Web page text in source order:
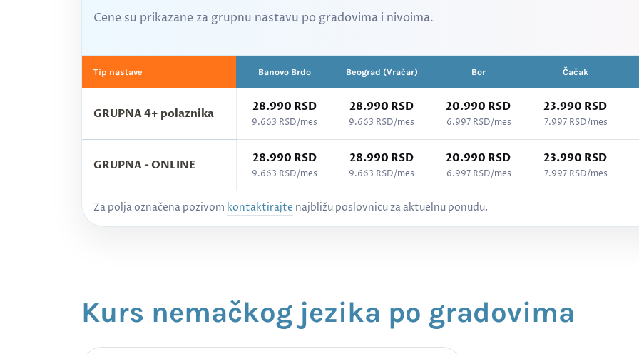
Cene su prikazane za grupnu nastavu po gradovima i nivoima.
Tip nastave Banovo Brdo Beograd (Vračar) Bor Čačak
GRUPNA 4+ polaznika 28.990 RSD
9.663 RSD/mes
28.990 RSD
9.663 RSD/mes
20.990 RSD
6.997 RSD/mes
23.990 RSD
7.997 RSD/mes
GRUPNA - ONLINE 28.990 RSD
9.663 RSD/mes
28.990 RSD
9.663 RSD/mes
20.990 RSD
6.997 RSD/mes
23.990 RSD
7.997 RSD/mes
Za polja označena pozivom kontaktirajte najbližu poslovnicu za aktuelnu ponudu.
Kurs nemačkog jezika po gradovima